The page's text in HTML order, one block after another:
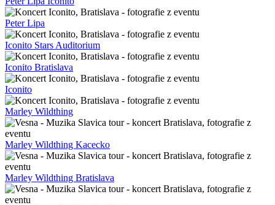
Peter Lipa
Iconito Stars Auditorium
Iconito Bratislava
Iconito
Marley Wildthing
Marley Wildthing Kacecko
Marley Wildthing Bratislava